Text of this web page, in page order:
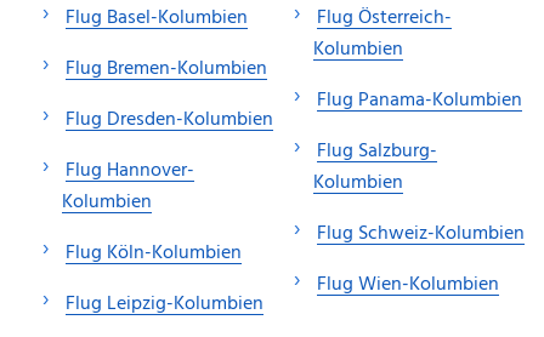
Flug Basel-Kolumbien
Flug Bremen-Kolumbien
Flug Dresden-Kolumbien
Flug Hannover-
Kolumbien
Flug Köln-Kolumbien
Flug Leipzig-Kolumbien
Flug Österreich-
Kolumbien
Flug Panama-Kolumbien
Flug Salzburg-
Kolumbien
Flug Schweiz-Kolumbien
Flug Wien-Kolumbien